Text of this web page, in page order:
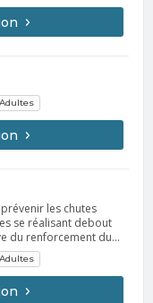
Adultes
les chutes
se réalisant debout
du renforcement du
de différents
Adultes